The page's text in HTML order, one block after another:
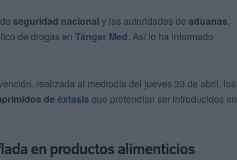
seguridad nacional y las autoridades de aduanas,
de drogas en Tánger Med. Así lo ha informado
realizada al mediodía del jueves 23 de abril, los
de éxtasis que pretendían ser introducidos en
en productos alimenticios